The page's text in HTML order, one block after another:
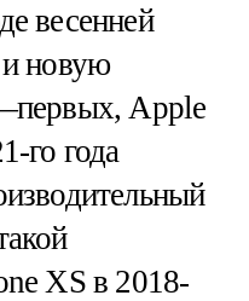
весенней
новую
Apple
го года
XS в 2018-